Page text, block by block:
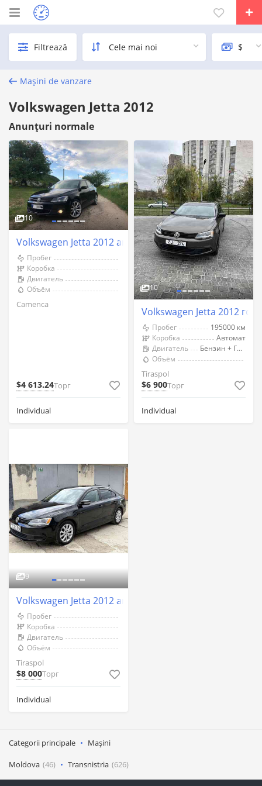
Filtrează
Mașini de vanzare
Volkswagen Jetta 2012
Anunțuri normale
10
Volkswagen Jetta 2012 an Camenca
Пробег
Коробка
Двигатель
Объём
Camenca
$4 613.24Торг
Individual
10
Volkswagen Jetta 2012 год
Пробег
195000 км
Коробка
Автомат
Двигатель
Бензин + Газ (Метан)
Объём
Tiraspol
$6 900Торг
Individual
9
Volkswagen Jetta 2012 an Tiraspol
Пробег
Коробка
Двигатель
Объём
Tiraspol
$8 000Торг
Individual
Categorii principale Mașini
Moldova (46) Transnistria (626)